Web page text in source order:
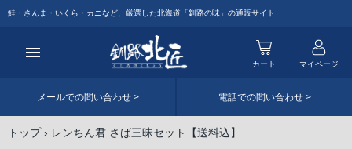
Skip鮭・さんま・いくら・カニなど、厳選した北海道「釧路の味」の通販サイト
カート マイページ
メールでの問い合わせ > 電話での問い合わせ >
トップ › レンちん君 さば三昧セット【送料込】